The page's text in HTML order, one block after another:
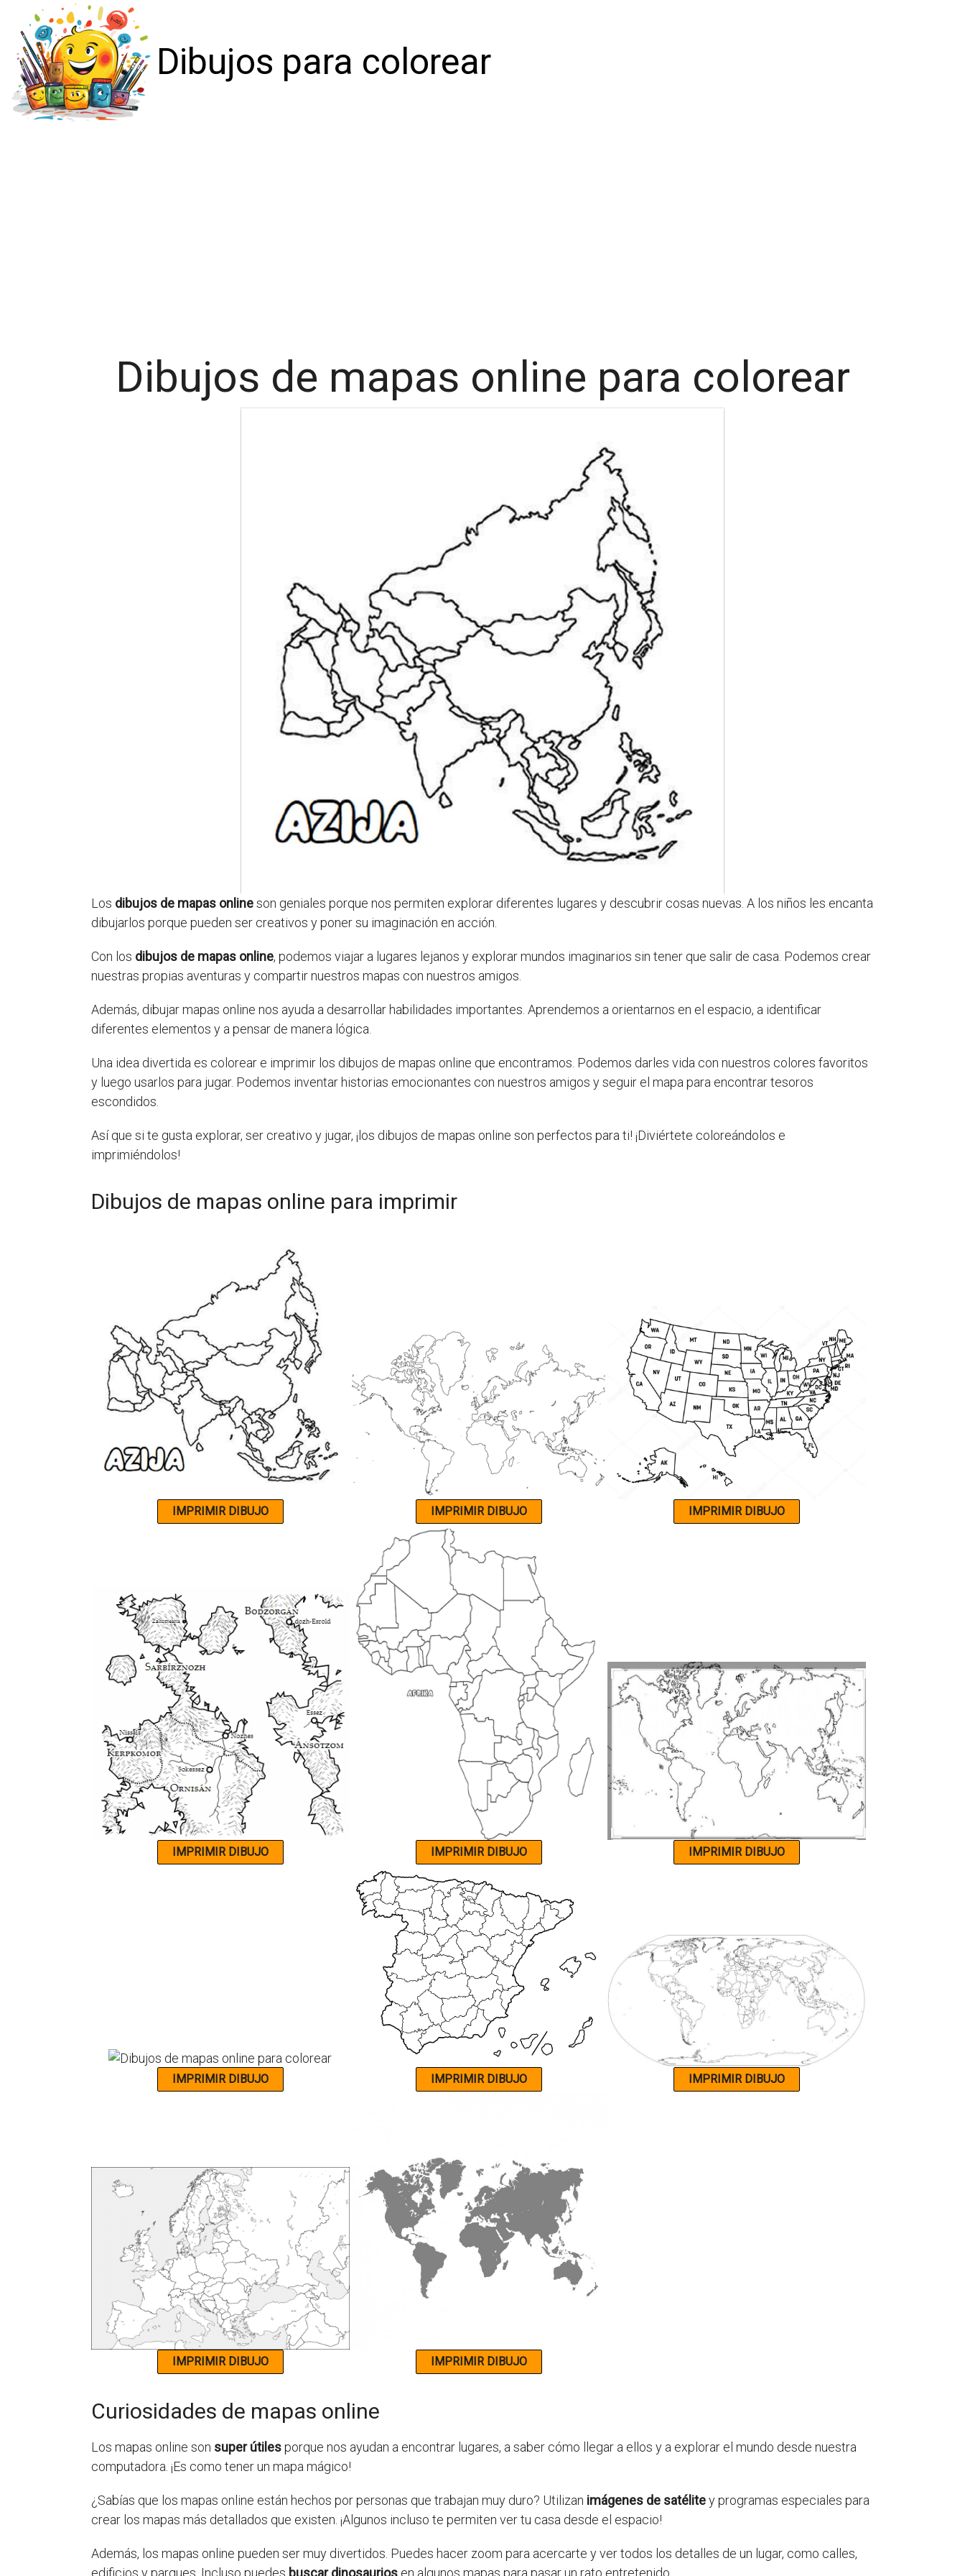
Dibujos para colorear
Dibujos de mapas online para colorear
Los dibujos de mapas onlineson geniales porque nos permiten explorar diferentes lugares y descubrir cosas nuevas. A los niños les encanta
dibujarlos porque pueden ser creativos y poner su imaginación en acción.
Con los dibujos de mapas online, podemos viajar a lugares lejanos y explorar mundos imaginarios sin tener que salir de casa. Podemos crear
nuestras propias aventuras y compartir nuestros mapas con nuestros amigos.
Además, dibujar mapas online nos ayuda a desarrollar habilidades importantes. Aprendemos a orientarnos en el espacio, a identificar
diferentes elementos y a pensar de manera lógica.
Una idea divertida es colorear e imprimir los dibujos de mapas online que encontramos. Podemos darles vida con nuestros colores favoritos
y luego usarlos para jugar. Podemos inventar historias emocionantes con nuestros amigos y seguir el mapa para encontrar tesoros
escondidos.
Así que si te gusta explorar, ser creativo y jugar, ¡los dibujos de mapas online son perfectos para ti! ¡Diviértete coloreándolos e
imprimiéndolos!
Dibujos de mapas online para imprimir
Curiosidades de mapas online
Los mapas online son super útilesporque nos ayudan a encontrar lugares, a saber cómo llegar a ellos y a explorar el mundo desde nuestra
computadora. ¡Es como tener un mapa mágico!
¿Sabías que los mapas online están hechos por personas que trabajan muy duro? Utilizan imágenes de satélitey programas especiales para
crear los mapas más detallados que existen. ¡Algunos incluso te permiten ver tu casa desde el espacio!
Además, los mapas online pueden ser muy divertidos. Puedes hacer zoom para acercarte y ver todos los detalles de un lugar, como calles,